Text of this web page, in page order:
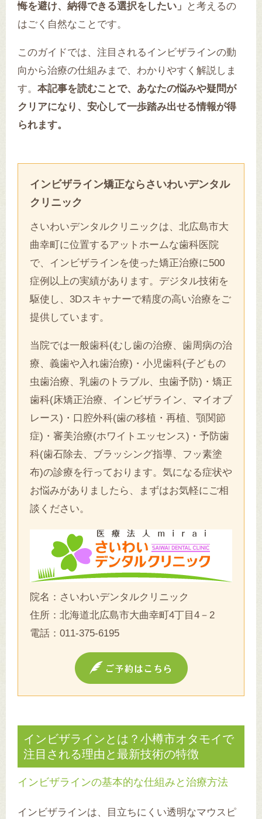
悔を避け、納得できる選択をしたい」
と考えるの
はごく自然なことです。
このガイドでは、注目されるインビザラインの動
向から治療の仕組みまで、わかりやすく解説しま
す。 本記事を読むことで、あなたの悩みや疑問が
クリアになり、安心して一歩踏み出せる情報が得
られます。
インビザライン矯正ならさいわいデンタル
クリニック
さいわいデンタルクリニックは、北広島市大
曲幸町に位置するアットホームな歯科医院
で、インビザラインを使った矯正治療に500
症例以上の実績があります。デジタル技術を
駆使し、3Dスキャナーで精度の高い治療をご
提供しています。
当院では一般歯科(むし歯の治療、歯周病の治
療、義歯や入れ歯治療)・小児歯科(子どもの
虫歯治療、乳歯のトラブル、虫歯予防)・矯正
歯科(床矯正治療、インビザライン、マイオブ
レース)・口腔外科(歯の移植・再植、顎関節
症)・審美治療(ホワイトエッセンス)・予防歯
科(歯石除去、ブラッシング指導、フッ素塗
布)の診療を行っております。気になる症状や
お悩みがありましたら、まずはお気軽にご相
談ください。
院名：さいわいデンタルクリニック
住所：北海道北広島市大曲幸町4丁目4－2
電話： 011-375-6195
インビザラインとは？小樽市オタモイで
注目される理由と最新技術の特徴
インビザラインの基本的な仕組みと治療方法
インビザラインは、目立ちにくい透明なマウスピ